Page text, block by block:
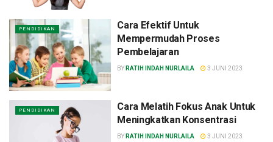
PENDIDIKAN
Cara Efektif Untuk
Mempermudah Proses
Pembelajaran
BY RATIH INDAH NURLAILA 3 JUNI 2023
PENDIDIKAN
Cara Melatih Fokus Anak Untuk
Meningkatkan Konsentrasi
BY RATIH INDAH NURLAILA 3 JUNI 2023